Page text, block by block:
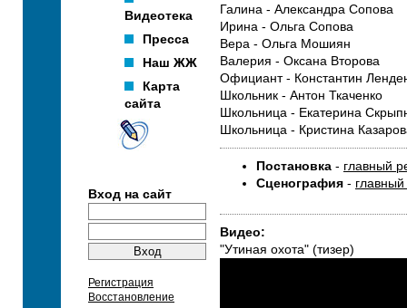
Видеотека
Пресса
Наш ЖЖ
Карта
сайта
Вход на сайт
Регистрация
Восстановление
Галина - Александра Сопова
Ирина - Ольга Сопова
Вера - Ольга Мошиян
Валерия - Оксана Второва
Официант - Константин
Школьник - Антон Ткаченко
Школьница - Екатерина
Школьница - Кристина
Постановка - главный
Сценография -
Видео:
"Утиная охота" (тизер)